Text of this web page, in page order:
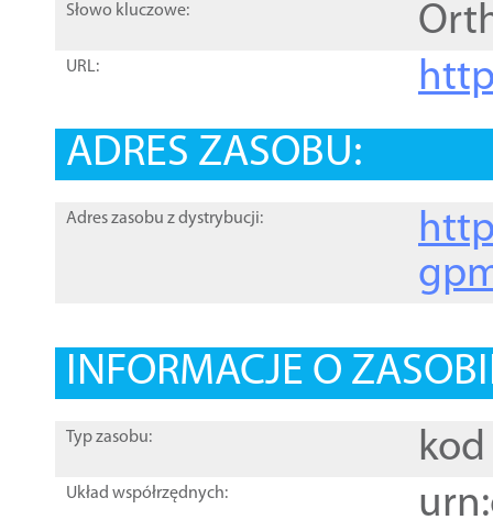
Słowo kluczowe:
URL:
ADRES ZASOBU:
Adres zasobu z dystrybucji:
INFORMACJE O
Typ zasobu: kod
Układ współrzędnych: